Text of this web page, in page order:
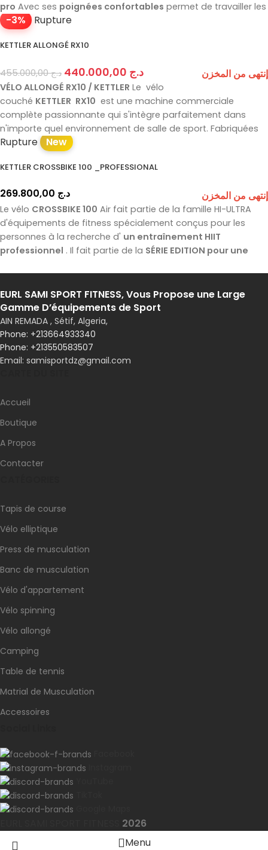
pro Avec ses poignées confortables permet de travailler les
épaules, les abdominaux, le dos, votre souplesse en général
et est parfait à combiner avec échauffements, gainage et
corde à sauter.
-3% Rupture
KETTLER ALLONGÉ RX10
د.ج455.000,00 د.ج إنتهى من المخزن
VÉLO ALLONGÉ RX10 / KETTLER Le vélo
couché KETTLER RX10 est une machine commerciale
complète passionnante qui s'intègre parfaitement dans
n'importe quel environnement de salle de sport. Fabriquées
selon les normes les plus élevées, les machines de la
sont prêtes à résister à l'utilisation intensive
d'installations commerciales telles que celles des autorités
Rupture New
KETTLER CROSSBIKE 100 _PROFESSIONAL
د.ج إنتهى من المخزن
Le vélo CROSSBIKE 100 Air fait partie de la famille HI-ULTRA
d'équipements de fitness spécialement conçus pour les
personnes à la recherche d' un entraînement HIIT
professionnel . Il fait partie de la SÉRIE EDITION pour une
devenu de plus en plus populaire. De plus, il permet un
entraînement complexe avec de nombreuses articulations.
LeCROSSBIKE 100 est une série d'équipements
d'entraînement intermittent à haute intensité professionnels
que notre société a spécialement développée pour les
besoins des sports HIIT, grâce au CrossFit, qui l'utilise
EURL SAMI SPORT FITNESS, Vous Propose une Large
Gamme D’équipements de Sport
AIN REMADA , Sétif, Algeria,
Phone: +213550583507
Email: samisportdz@gmail.com
Accueil
Boutique
A Propos
Contacter
Tapis de course
Vélo elliptique
Press de musculation
Banc de musculation
Vélo d'appartement
Vélo spinning
Vélo allongé
Camping
Table de tennis
Matrial de Musculation
Accessoires
2026
Menu